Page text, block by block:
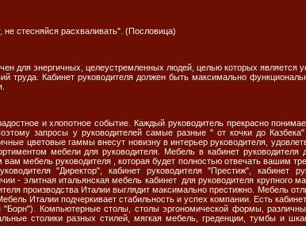
стесняйся расхваливать". (Пословица)
для энергичных, целеустремленных людей, целью которых
труда. Кабинет руководителя должен быть максимально
и хлопотное событие. Каждый руководитель прекрасно
запросы у руководителей самые разные " от кочки до
цветовые гаммы внесут новизну в интерьер руководителя,
мебели для руководителя. Мебель в кабинет руководителя
мебель руководителя , которая будет полностью отвечать вашим
"Директор", кабинет руководителя "Престиж", кабинет
- элитная итальянская мебель кабинет для руководителя крупного
производства Италии выглядит максимально престижно. Мебель
Италии подчеркивает стабильность и успех компании. Есть
"Борн"). Компьютерные столы, столы эргономической формы,
столики разных стилей, мягкая мебель, греденции, тумбы и